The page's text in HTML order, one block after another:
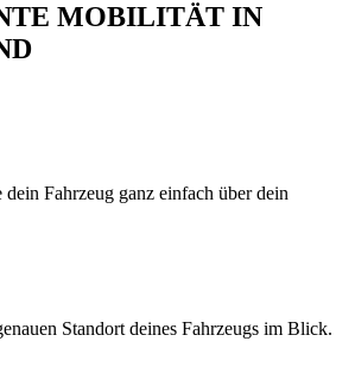
MOBILITÄT IN
Fahrzeug ganz einfach über dein
Standort deines Fahrzeugs im Blick.